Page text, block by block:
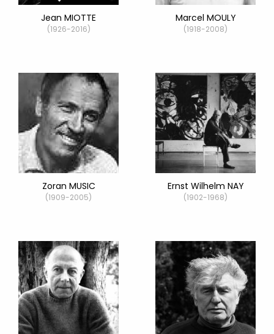
Jean MIOTTE
(1926-2016)
Marcel MOULY
(1918-2008)
Zoran MUSIC
(1909-2005)
Ernst Wilhelm NAY
(1902-1968)